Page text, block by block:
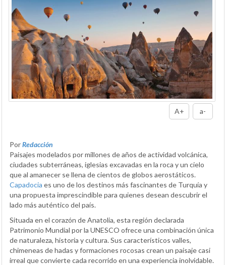
A+ a-
PorRedacción
Paisajes modelados por millones de años de actividad volcánica,
ciudades subterráneas, iglesias excavadas en la roca y un cielo
que al amanecer se llena de cientos de globos aerostáticos.
Capadocia es uno de los destinos más fascinantes de Turquía y
una propuesta imprescindible para quienes desean descubrir el
lado más auténtico del país.
Situada en el corazón de Anatolia, esta región declarada
Patrimonio Mundial por la UNESCO ofrece una combinación única
de naturaleza, historia y cultura. Sus característicos valles,
chimeneas de hadas y formaciones rocosas crean un paisaje casi
irreal que convierte cada recorrido en una experiencia inolvidable.